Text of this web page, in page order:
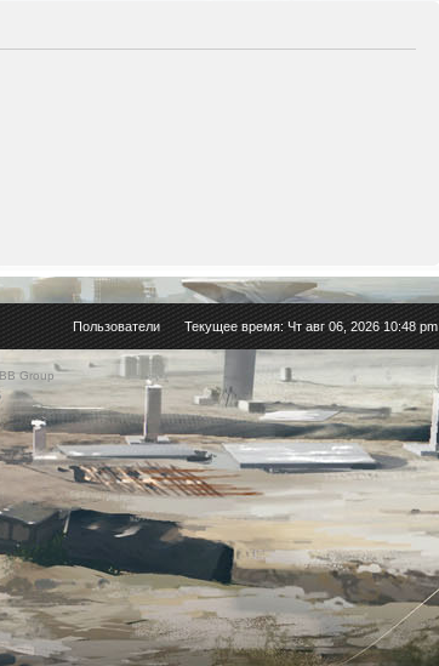
Пользователи Текущее время: Чт авг 06, 2026 10:48 pm
Group